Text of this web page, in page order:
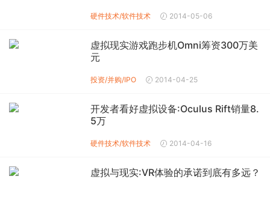
硬件技术/软件技术 2014-05-06
虚拟现实游戏跑步机Omni筹资300万美
元
投资/并购/IPO 2014-04-25
开发者看好虚拟设备:Oculus Rift销量8.
5万
硬件技术/软件技术 2014-04-16
虚拟与现实:VR体验的承诺到底有多远？